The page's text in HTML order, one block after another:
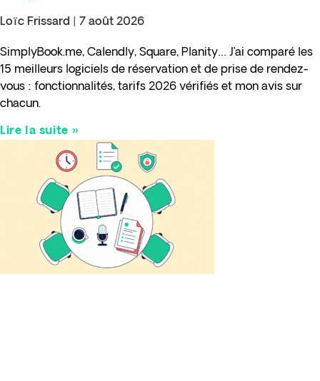
Loïc Frissard 7 août 2026
SimplyBook.me, Calendly, Square, Planity… J’ai comparé les
15 meilleurs logiciels de réservation et de prise de rendez-
vous : fonctionnalités, tarifs 2026 vérifiés et mon avis sur
chacun.
Lire la suite »